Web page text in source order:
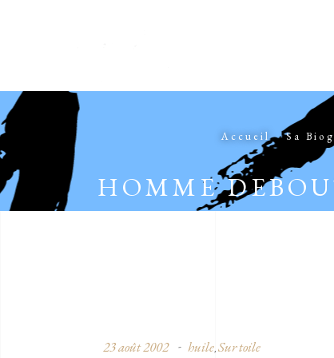
Accueil Sa
HOMME
23 août 2002 huile, Sur toile